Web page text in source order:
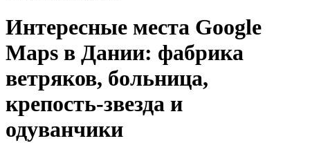
Интересные места Google
Maps в Дании: фабрика
ветряков, больница,
крепость-звезда и
одуванчики